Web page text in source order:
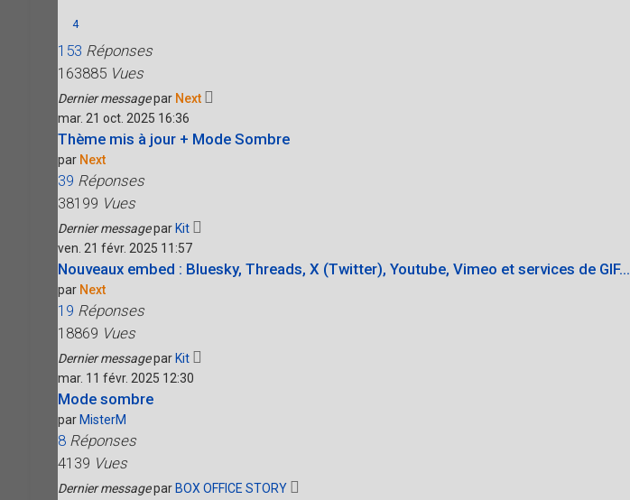
4
153 Réponses
163885 Vues
Dernier messagepar Next
mar. 21 oct. 2025 16:36
Thème mis à jour + Mode Sombre
par Next
39 Réponses
38199 Vues
Dernier messagepar Kit
ven. 21 févr. 2025 11:57
Nouveaux embed : Bluesky, Threads, X (Twitter), Youtube, Vimeo et services de GIF...
par Next
19 Réponses
18869 Vues
Dernier messagepar Kit
mar. 11 févr. 2025 12:30
Mode sombre
par MisterM
8 Réponses
4139 Vues
Dernier messagepar BOX OFFICE STORY